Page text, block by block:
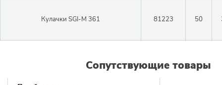
Кулачки SGI-M 361 81223 50
Сопутствующие товары